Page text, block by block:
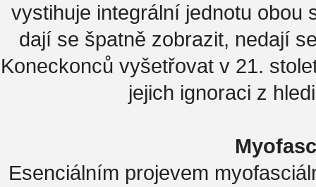
vystihuje integrální jednotu obou
dají se špatně zobrazit, nedají
Koneckonců vyšetřovat v 21.
jejich ignoraci z
Esenciálním projevem